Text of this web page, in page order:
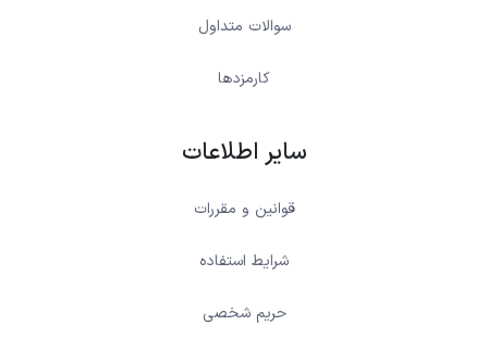
سوالات متداول
کارمزدها
سایر اطلاعات
قوانین و مقررات
شرایط استفاده
حریم شخصی